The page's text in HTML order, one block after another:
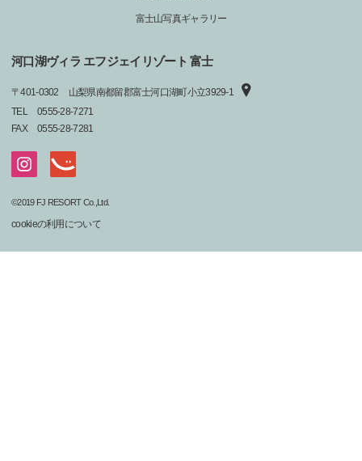
富士山写真ギャラリー
河口湖ヴィラ エフジェイリゾート 富士
〒401-0302
山梨県南都留郡富士河口湖町小立3929-1
TEL
0555-28-7271
FAX
0555-28-7281
©2019 FJ RESORT Co.,Ltd.
cookieの利用について